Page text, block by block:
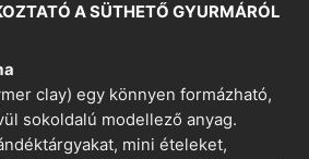
A SÜTHETŐ GYURMÁRÓL
clay) egy könnyen formázható,
sokoldalú modellező anyag.
mini ételeket,